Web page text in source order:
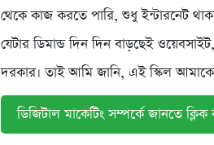
থেকে কাজ করতে পারি, শুধু ইন্টারনেট
যেটার ডিমান্ড দিন দিন বাড়ছেই
দরকার। তাই আমি জানি, এই স্কিল আমাকে
ডিজিটাল মাকেটিং সম্পর্কে জানতে